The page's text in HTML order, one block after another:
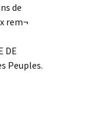
de
rem¬
DE
Peuples.